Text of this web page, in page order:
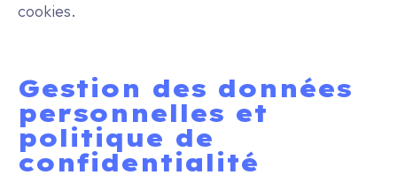
cookies.
‍Gestion des données
personnelles et
politique de
confidentialité